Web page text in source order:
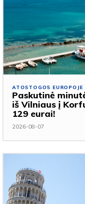
ATOSTOGOS EUROPOJE
Paskutinė
iš Vilniaus į
129 eurai!
2026-08-07